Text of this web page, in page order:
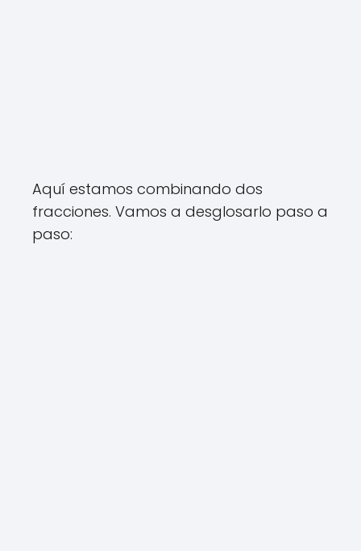
Aquí estamos combinando dos
fracciones. Vamos a desglosarlo paso a
paso: